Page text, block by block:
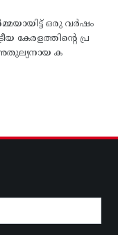
ഒരു വർഷം
കേരളത്തിന്റെ പ്ര
ക